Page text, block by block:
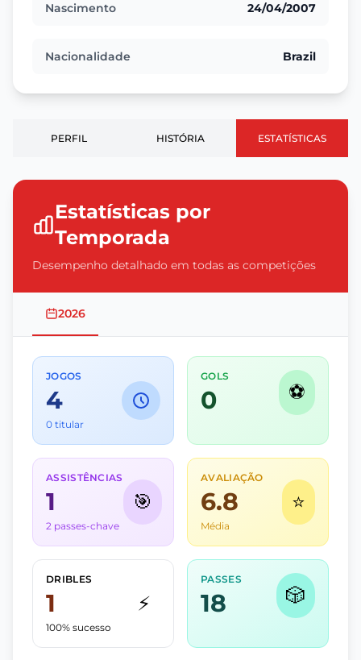
Nascimento 24/04/2007
Nacionalidade Brazil
PERFIL HISTÓRIA ESTATÍSTICAS
Estatísticas por
Temporada
Desempenho detalhado em todas as competições
2026
JOGOS
4
0 titular
GOLS
0 ⚽
ASSISTÊNCIAS
1
2 passes-chave
🎯
AVALIAÇÃO
6.8
Média
⭐
DRIBLES
1
100% sucesso
⚡
PASSES
18 🎲